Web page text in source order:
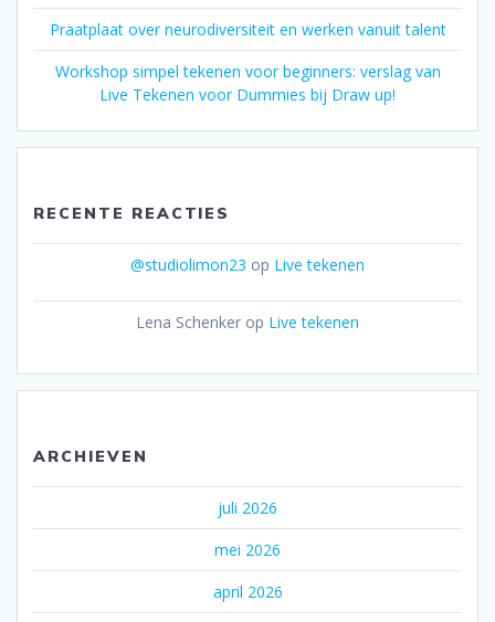
Praatplaat over neurodiversiteit en werken vanuit talent
Workshop simpel tekenen voor beginners: verslag van
Live Tekenen voor Dummies bij Draw up!
RECENTE REACTIES
@studiolimon23 op Live tekenen
Lena Schenker op Live tekenen
ARCHIEVEN
juli 2026
mei 2026
april 2026